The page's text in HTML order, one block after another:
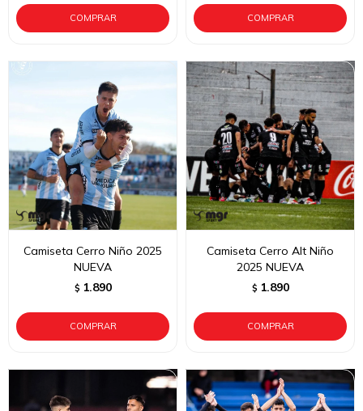
Camiseta Cerro Niño 2025
NUEVA
$ 1.890
Camiseta Cerro Alt Niño
2025 NUEVA
$ 1.890